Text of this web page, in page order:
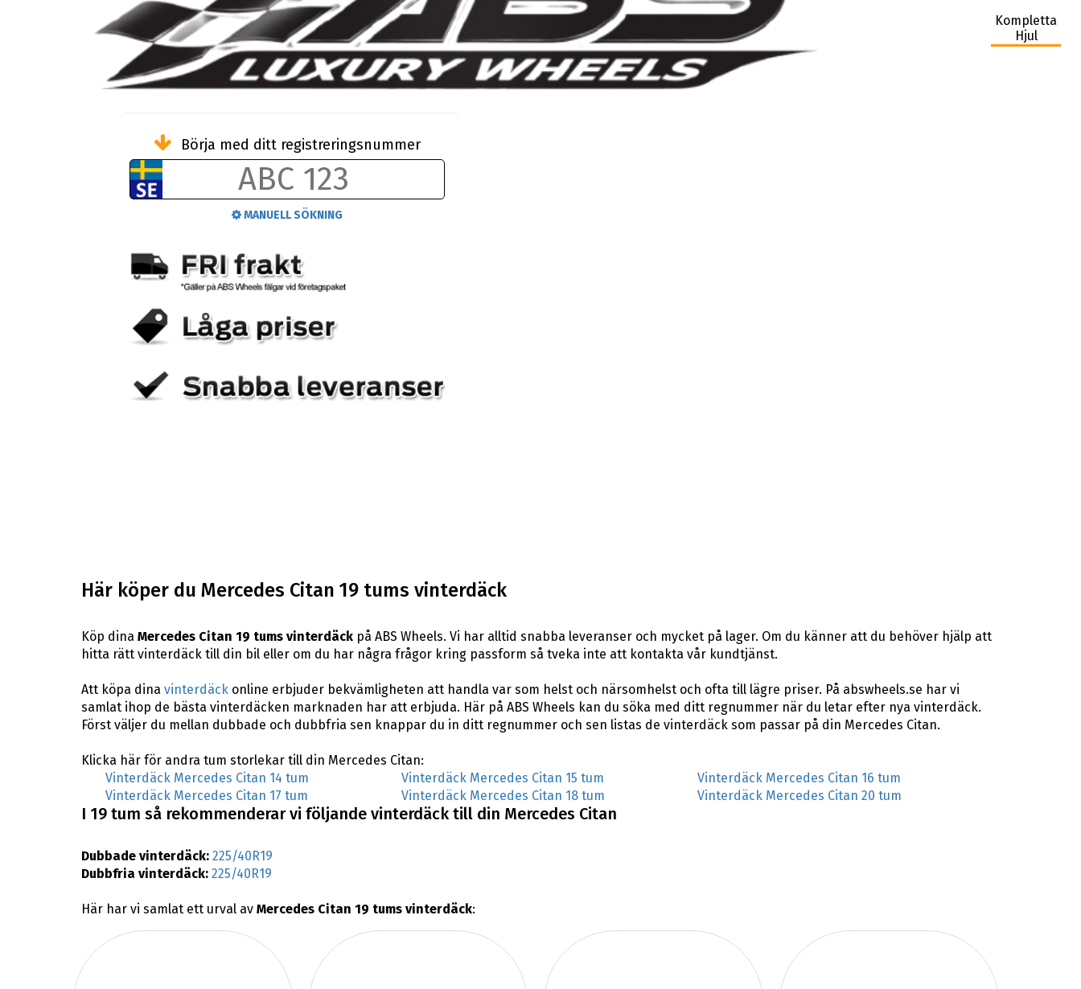
Kompletta
Hjul
Börja med ditt registreringsnummer
MANUELL SÖKNING
Här köper du Mercedes Citan 19 tums vinterdäck
Köp dina Mercedes Citan 19 tums vinterdäckpå ABS Wheels. Vi har alltid snabba leveranser och mycket på lager. Om du känner att du behöver hjälp att
hitta rätt vinterdäck till din bil eller om du har några frågor kring passform så tveka inte att kontakta vår kundtjänst.
Att köpa dina vinterdäckonline erbjuder bekvämligheten att handla var som helst och närsomhelst och ofta till lägre priser. På abswheels.se har vi
samlat ihop de bästa vinterdäcken marknaden har att erbjuda. Här på ABS Wheels kan du söka med ditt regnummer när du letar efter nya vinterdäck.
Först väljer du mellan dubbade och dubbfria sen knappar du in ditt regnummer och sen listas de vinterdäck som passar på din Mercedes Citan.
Klicka här för andra tum storlekar till din Mercedes Citan:
Vinterdäck Mercedes Citan 14 tum
Vinterdäck Mercedes Citan 15 tum
Vinterdäck Mercedes Citan 16 tum
Vinterdäck Mercedes Citan 17 tum
Vinterdäck Mercedes Citan 18 tum Vinterdäck Mercedes Citan 20 tum
I 19 tum så rekommenderar vi följande vinterdäck till din Mercedes Citan
Dubbade vinterdäck: 225/40R19
Dubbfria vinterdäck: 225/40R19
Här har vi samlat ett urval av Mercedes Citan 19 tums vinterdäck: